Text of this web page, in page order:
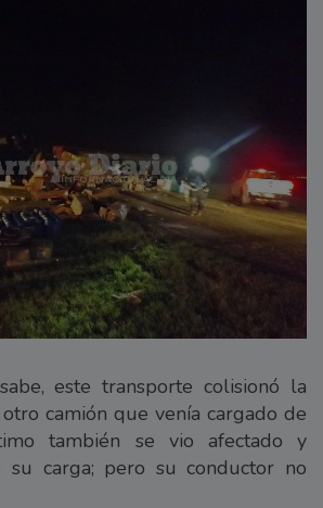
este transporte colisionó la
camión que venía cargado de
también se vio afectado y
carga; pero su conductor no